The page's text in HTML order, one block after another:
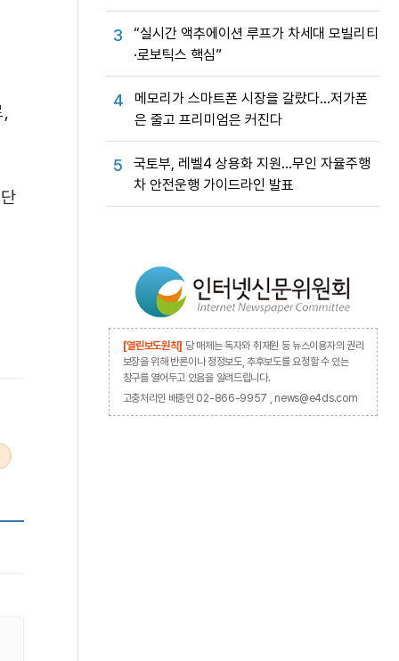
,
3
“실시간 액추에이션 루프가 차세대 모빌리티
·로보틱스 핵심”
4
메모리가 스마트폰 시장을 갈랐다…저가폰
은 줄고 프리미엄은 커진다
5
국토부, 레벨4 상용화 지원…무인 자율주행
차 안전운행 가이드라인 발표
[열린보도원칙] 당 매체는 독자와 취재원 등 뉴스이용자의 권리
보장을 위해 반론이나 정정보도, 추후보도를 요청할 수 있는
창구를 열어두고 있음을 알려드립니다.
고충처리인 배종인 02-866-9957 , news@e4ds.com